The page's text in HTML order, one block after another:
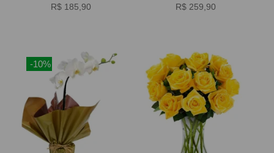
R$ 185,90 R$ 259,90
-10%